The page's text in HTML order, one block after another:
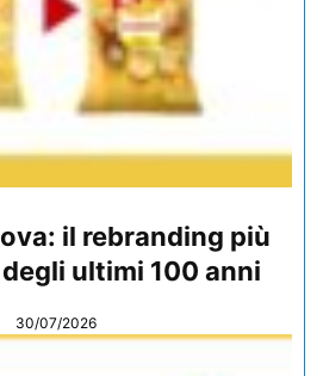
il rebranding più
ultimi 100 anni
30/07/2026